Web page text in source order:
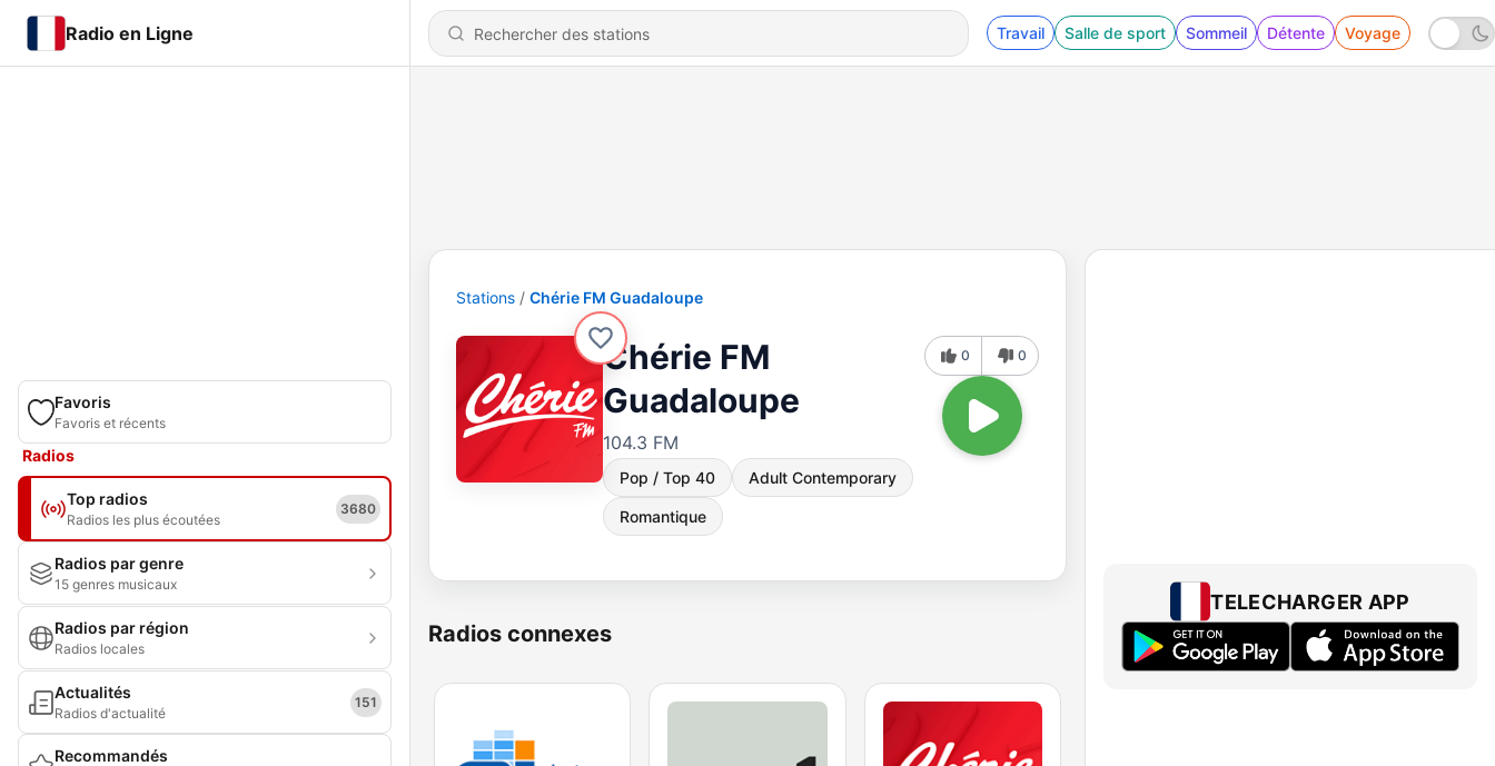
Radio en Ligne Travail Salle de sport Sommeil Détente Voyage
Favoris
Favoris et récents
Radios
Top radios
Radios les plus écoutées
3680
Radios par genre
15 genres musicaux
Radios par région
Radios locales
Actualités
Radios d'actualité
151
Recommandés
Stations Chérie FM Guadaloupe
Chérie FM
Guadaloupe
104.3 FM
Pop / Top 40 Adult Contemporary
Romantique
0 0
Radios connexes
TELECHARGER APP